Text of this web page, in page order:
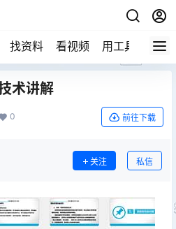
找资料 看视频 用工具 论技
术讲解
0 前往下载
关注 私信